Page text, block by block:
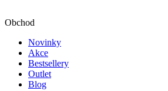
Obchod
Novinky
Akce
Bestsellery
Outlet
Blog